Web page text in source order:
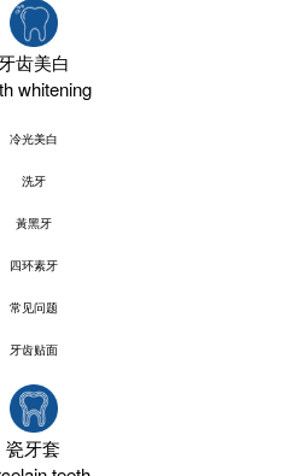
牙齿美白
whitening
冷光美白
洗牙
黃黑牙
四环素牙
常见问题
牙齿贴面
瓷牙套